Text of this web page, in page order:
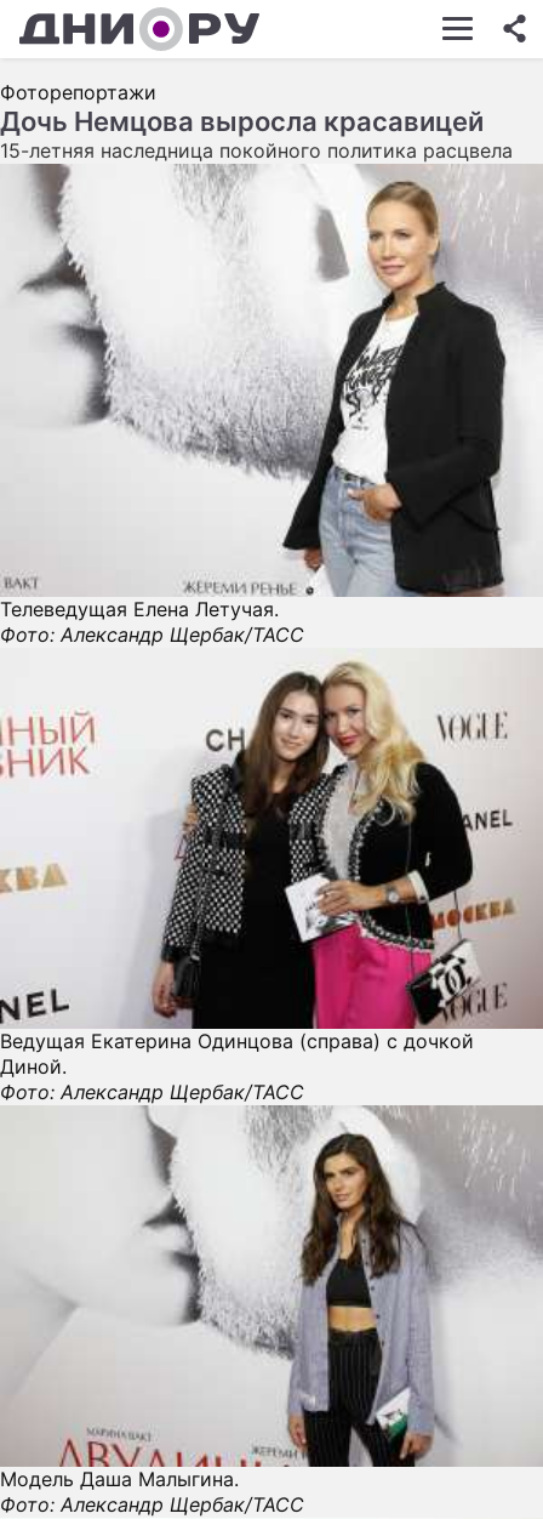
ШОУ-БИЗНЕС
КИНО
НЕДВИЖИМОСТЬ
ЗДОРОВЬЕ
ЭКОНОМИКА
ПРОИСШЕСТВИЯ
СОННИК
СТИЛЬ ЖИЗНИ
СЕРИАЛЫ
ИГРЫ
ПРЕСС-РЕЛИЗЫ
Фоторепортажи
Дочь Немцова выросла красавицей
15-летняя наследница покойного политика расцвела
Телеведущая Елена Летучая.
Фото: Александр Щербак/ТАСС
Ведущая Екатерина Одинцова (справа) с дочкой
Диной.
Фото: Александр Щербак/ТАСС
Модель Даша Малыгина.
Фото: Александр Щербак/ТАСС